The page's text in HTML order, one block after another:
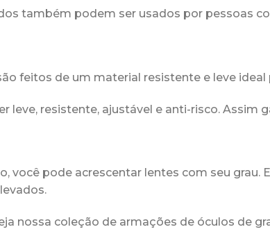
também podem ser usados por pessoas
feitos de um material resistente e leve ideal
leve, resistente, ajustável e anti-risco.
você pode acrescentar lentes com seu
nossa coleção de armações de óculos de